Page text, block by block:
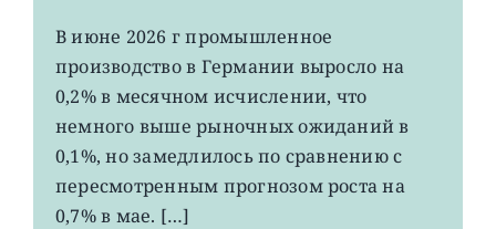
EWG:
рост
промпроизводства
Германии
до
0,2%
В июне 2026 г промышленное
производство в Германии выросло на
0,2% в месячном исчислении, что
немного выше рыночных ожиданий в
0,1%, но замедлилось по сравнению с
пересмотренным прогнозом роста на
0,7% в мае. […]